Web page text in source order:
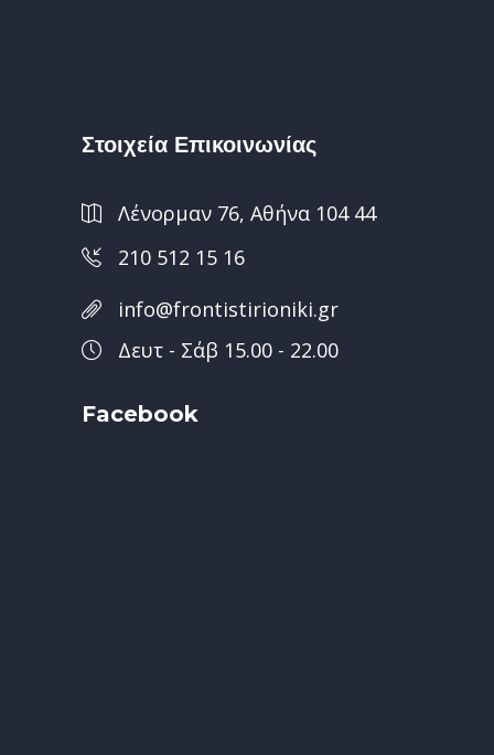
Στοιχεία Επικοινωνίας
Λένορμαν 76, Αθήνα 104 44
210 512 15 16
info@frontistirioniki.gr
Δευτ - Σάβ 15.00 - 22.00
Facebook